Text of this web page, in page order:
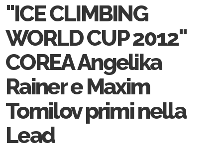
"ICE CLIMBING
WORLD CUP 2012"
COREA Angelika
Rainer e Maxim
Tomilov primi nella
Lead